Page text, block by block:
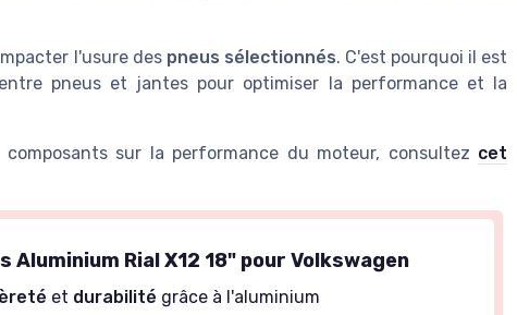
l'usure des pneus sélectionnés. C'est pourquoi il est
pneus et jantes pour optimiser la performance et la
sur la performance du moteur, consultez cet
Aluminium Rial X12 18" pour Volkswagen
et durabilité grâce à l'aluminium